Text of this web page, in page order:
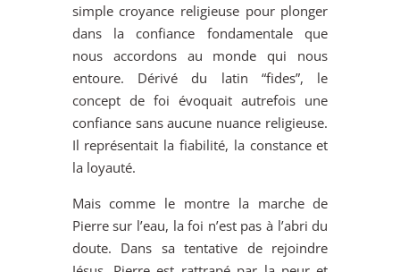
simple croyance religieuse pour plonger
dans la confiance fondamentale que
nous accordons au monde qui nous
entoure. Dérivé du latin “fides”, le
concept de foi évoquait autrefois une
confiance sans aucune nuance religieuse.
Il représentait la fiabilité, la constance et
la loyauté.
Mais comme le montre la marche de
Pierre sur l’eau, la foi n’est pas à l’abri du
doute. Dans sa tentative de rejoindre